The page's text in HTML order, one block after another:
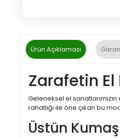
Ürün Açıklaması
Zarafetin El
Geleneksel el
rahatlığı ile öne çıkan bu
Üstün